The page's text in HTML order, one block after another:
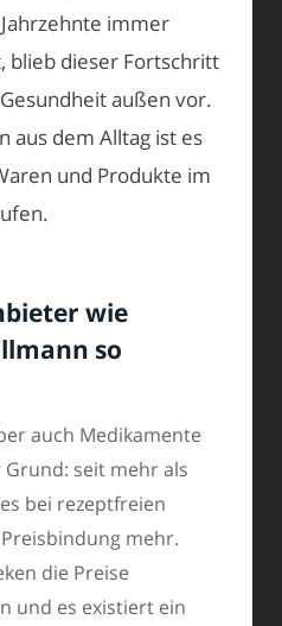
immer
blieb dieser Fortschritt
außen vor.
aus dem Alltag ist es
und Produkte im
wie
so
auch Medikamente
seit mehr als
bei rezeptfreien
mehr.
die Preise
und es existiert ein